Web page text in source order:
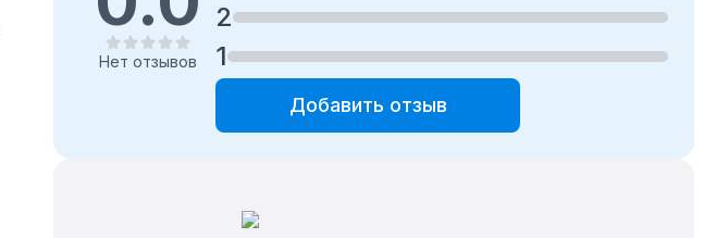
Нет отзывов
2
1
Добавить отзыв